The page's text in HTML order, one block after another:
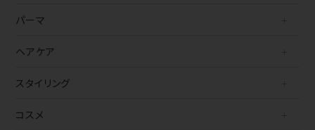
パーマ
ヘアケア
スタイリング
コスメ